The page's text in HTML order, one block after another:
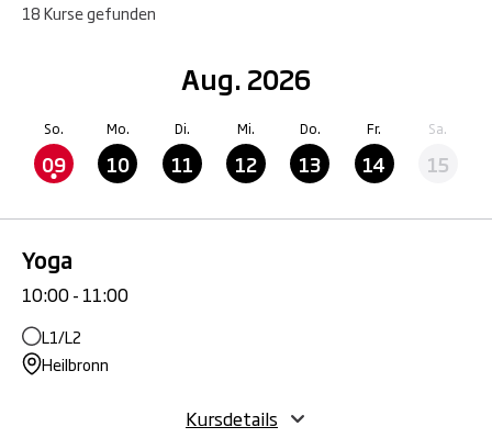
18Kursegefunden
Aug. 2026
So.
09
Mo.
10
Di.
11
Mi.
12
Do.
13
Fr.
14
Sa.
15
Yoga
10:00 - 11:00
L1/L2
Heilbronn
Kursdetails